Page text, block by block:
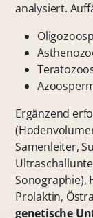
analysiert.
Ergänzend
Samenleiter,
Sonographie),
Prolaktin,
genetische